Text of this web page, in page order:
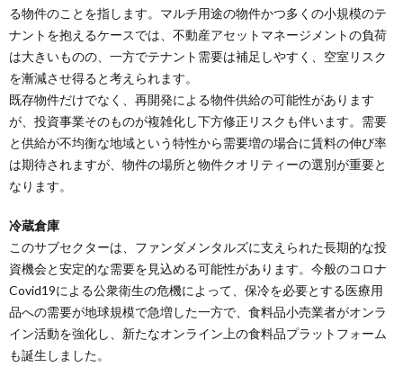
る物件のことを指します。マルチ用途の物件かつ多くの小規模のテ
ナントを抱えるケースでは、不動産アセットマネージメントの負荷
は大きいものの、一方でテナント需要は補足しやすく、空室リスク
を漸減させ得ると考えられます。
既存物件だけでなく、再開発による物件供給の可能性があります
が、投資事業そのものが複雑化し下方修正リスクも伴います。需要
と供給が不均衡な地域という特性から需要増の場合に賃料の伸び率
は期待されますが、物件の場所と物件クオリティーの選別が重要と
なります。
冷蔵倉庫
このサブセクターは、ファンダメンタルズに支えられた長期的な投
資機会と安定的な需要を見込める可能性があります。今般のコロナ
Covid19による公衆衛生の危機によって、保冷を必要とする医療用
品への需要が地球規模で急増した一方で、食料品小売業者がオンラ
イン活動を強化し、新たなオンライン上の食料品プラットフォーム
も誕生しました。